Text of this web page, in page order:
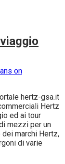
hertz-gsa.it
Hertz
ed ai tour
mezzi per un
marchi Hertz,
di varie